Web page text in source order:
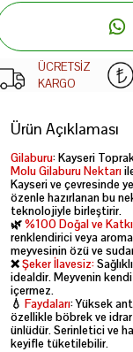
ÜCRETSİZ
KARGO
Ürün Açıklaması
Gilaburu: Kayseri
Molu Gilaburu Nektarı
Kayseri ve çevresinde
özenle hazırlanan bu
teknolojiyle birleştirir.
🌿%100 Doğal ve
renklendirici veya
meyvesinin özü ve
❌Şeker İlavesiz:
idealdir. Meyvenin
içermez.
💧 Faydaları:Yüksek
özellikle böbrek ve idrar
ünlüdür. Serinletici ve
keyifle tüketilebilir.